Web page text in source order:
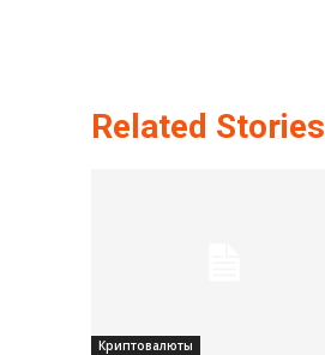
Related Stories
Криптовалюты